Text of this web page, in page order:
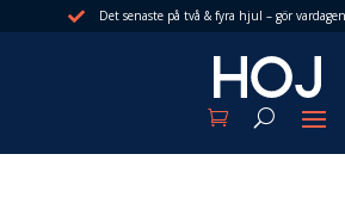
 Det senaste på två & fyra hjul – gör